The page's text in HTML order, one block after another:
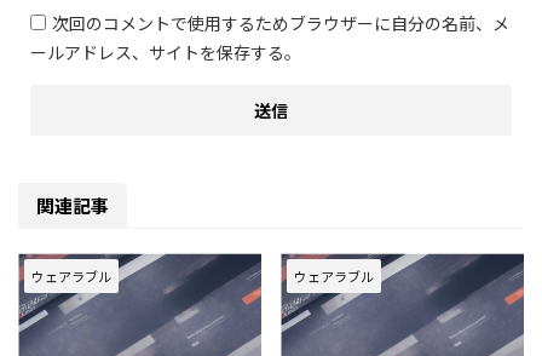
次回のコメントで使用するためブラウザーに自分の名前、メ
ールアドレス、サイトを保存する。
関連記事
ウェアラブル ウェアラブル